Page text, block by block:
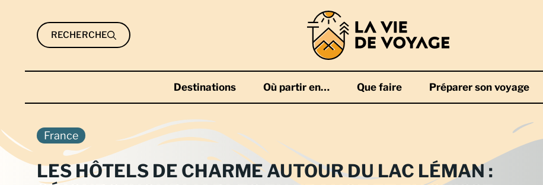
contenu
RECHERCHE
Destinations Où partir en… Que faire Préparer son voyage
France
LES HÔTELS DE CHARME AUTOUR DU LAC LÉMAN :